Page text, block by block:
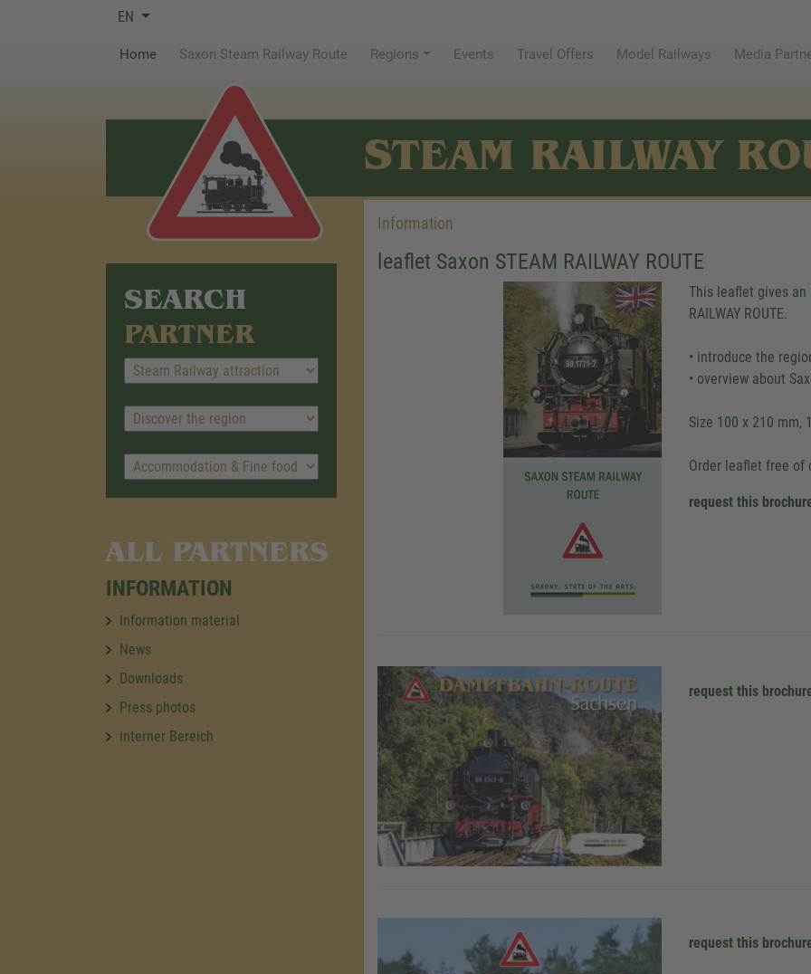
EN
Home(current)Saxon Steam Railway Route Regions Events Travel Offers Model Railways Media
STEAM RAILWAY
SEARCH
PARTNER
ALL PARTNERS
INFORMATION
Information material
News
Downloads
Press photos
interner Bereich
Information
leaflet Saxon STEAM RAILWAY ROUTE
This leaflet gives an
RAILWAY ROUTE.
• introduce the
• overview about
Size 100 x 210 mm,
Order leaflet free of
request this
request this
request this